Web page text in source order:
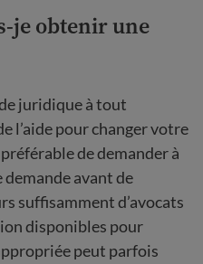
je obtenir une
juridique à tout
l’aide pour changer votre
de demander à
demande avant de
suffisamment d’avocats
disponibles pour
peut parfois